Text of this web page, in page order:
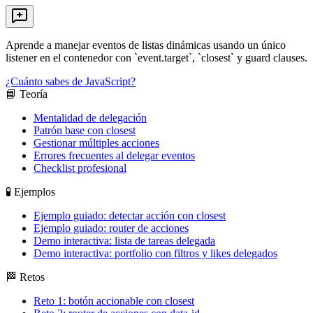
Aprende a manejar eventos de listas dinámicas usando un único
listener en el contenedor con `event.target`, `closest` y guard clauses.
¿Cuánto sabes de JavaScript?
📘 Teoría
Mentalidad de delegación
Patrón base con closest
Gestionar múltiples acciones
Errores frecuentes al delegar eventos
Checklist profesional
🧪 Ejemplos
Ejemplo guiado: detectar acción con closest
Ejemplo guiado: router de acciones
Demo interactiva: lista de tareas delegada
Demo interactiva: portfolio con filtros y likes delegados
🏁 Retos
Reto 1: botón accionable con closest